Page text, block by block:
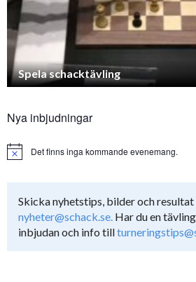
Spela schacktävling
Nya inbjudningar
Notice Det finns inga kommande evenemang.
Skicka nyhetstips, bilder och
nyheter@schack.se. Har du en
inbjudan och info till